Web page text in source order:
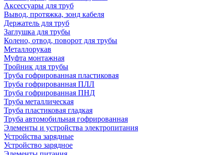
Аксессуары для труб
Вывод, протяжка, зонд кабеля
Держатель для труб
Заглушка для трубы
Колено, отвод, поворот для трубы
Металлорукав
Муфта монтажная
Тройник для трубы
Труба гофрированная пластиковая
Труба гофрированная ПЛЛ
Труба гофрированная ПНД
Труба металлическая
Труба пластиковая гладкая
Труба автомобильная гофрированная
Элементы и устройства электропитания
Устройства зарядные
Устройство зарядное